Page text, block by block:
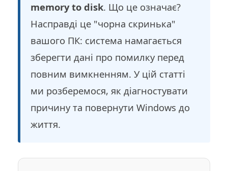
memory to disk. Що це означає?
Насправді це "чорна скринька"
вашого ПК: система намагається
зберегти дані про помилку перед
повним вимкненням. У цій статті
ми розберемося, як діагностувати
причину та повернути Windows до
життя.